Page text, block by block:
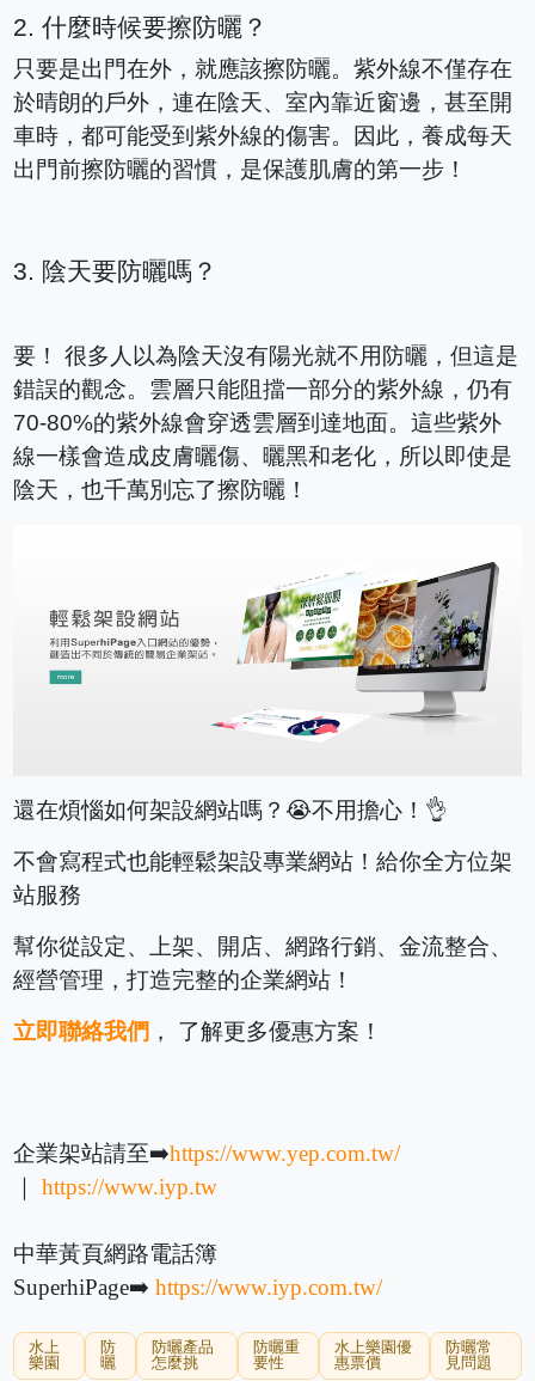
2. 什麼時候要擦防曬？
只要是出門在外，就應該擦防曬。紫外線不僅存在
於晴朗的戶外，連在陰天、室內靠近窗邊，甚至開
車時，都可能受到紫外線的傷害。因此，養成每天
出門前擦防曬的習慣，是保護肌膚的第一步！
3. 陰天要防曬嗎？
要！ 很多人以為陰天沒有陽光就不用防曬，但這是
錯誤的觀念。雲層只能阻擋一部分的紫外線，仍有
70-80%的紫外線會穿透雲層到達地面。這些紫外
線一樣會造成皮膚曬傷、曬黑和老化，所以即使是
陰天，也千萬別忘了擦防曬！
還在煩惱如何架設網站嗎？😭不用擔心！👌
不會寫程式也能輕鬆架設專業網站！給你全方位架
站服務
幫你從設定、上架、開店、網路行銷、金流整合、
經營管理，打造完整的企業網站！
立即聯絡我們 ， 了解更多優惠方案！
企業架站請至➡️https://www.yep.com.tw/
｜https://www.iyp.tw
中華黃頁網路電話簿
SuperhiPage➡️https://www.iyp.com.tw/
水上
樂園
防
曬
防曬產品
怎麼挑
防曬重
要性
水上樂園優
惠票價
防曬常
見問題